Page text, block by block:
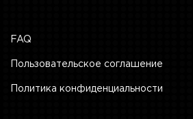
FAQ
Пользовательское соглашение
Политика конфиденциальности